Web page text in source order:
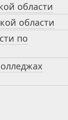
области
области
по